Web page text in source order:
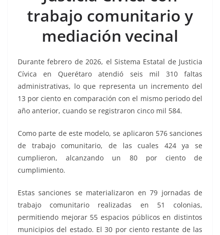
o
k
p er
trabajo comunitario y
mediación vecinal
Durante febrero de 2026, el Sistema Estatal de Justicia
Cívica en Querétaro atendió seis mil 310 faltas
administrativas, lo que representa un incremento del
13 por ciento en comparación con el mismo periodo del
año anterior, cuando se registraron cinco mil 584.
Como parte de este modelo, se aplicaron 576 sanciones
de trabajo comunitario, de las cuales 424 ya se
cumplieron, alcanzando un 80 por ciento de
cumplimiento.
Estas sanciones se materializaron en 79 jornadas de
trabajo comunitario realizadas en 51 colonias,
permitiendo mejorar 55 espacios públicos en distintos
municipios del estado. El 30 por ciento restante de las